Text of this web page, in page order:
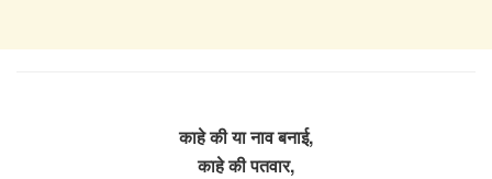
काहे की या नाव बनाई,
काहे की पतवार,